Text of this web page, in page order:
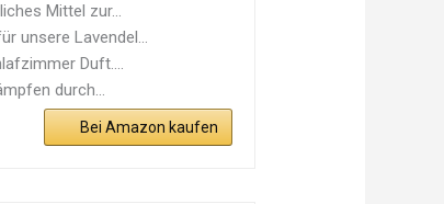
Mittel zur...
unsere Lavendel...
Duft....
durch...
Bei Amazon kaufen